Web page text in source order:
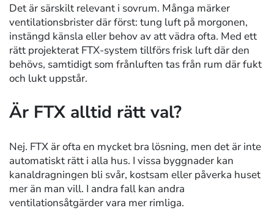
Det är särskilt relevant i sovrum. Många märker
ventilationsbrister där först: tung luft på morgonen,
instängd känsla eller behov av att vädra ofta. Med ett
rätt projekterat FTX-system tillförs frisk luft där den
behövs, samtidigt som frånluften tas från rum där fukt
och lukt uppstår.
Är FTX alltid rätt val?
Nej. FTX är ofta en mycket bra lösning, men det är inte
automatiskt rätt i alla hus. I vissa byggnader kan
kanaldragningen bli svår, kostsam eller påverka huset
mer än man vill. I andra fall kan andra
ventilationsåtgärder vara mer rimliga.